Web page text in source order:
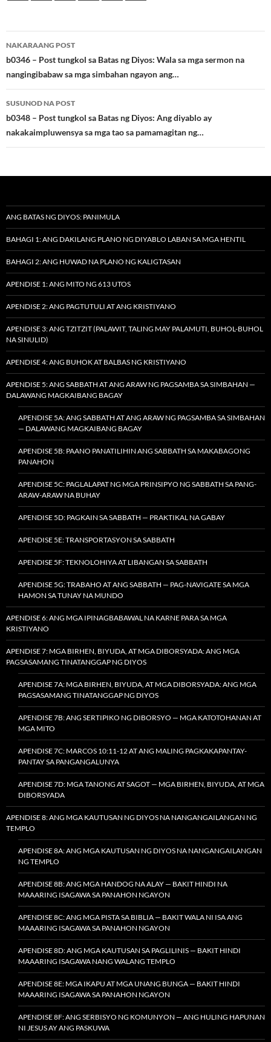
Post
navigation
NAKARAANG POST
b0346 – Post tungkol sa Batas ng Diyos: Wala sa mga sermon na
nangingibabaw sa mga simbahan ngayon ang…
SUSUNOD NA POST
b0348 – Post tungkol sa Batas ng Diyos: Ang diyablo ay
nakakaimpluwensya sa mga tao sa pamamagitan ng…
ANG BATAS NG DIYOS: PANIMULA
BAHAGI 1: ANG DAKILANG PLANO NG DIYABLO LABAN SA MGA HENTIL
BAHAGI 2: ANG HUWAD NA PLANO NG KALIGTASAN
APENDISE 1: ANG MITO NG 613 UTOS
APENDISE 2: ANG PAGTUTULI AT ANG KRISTIYANO
APENDISE 3: ANG TZITZIT (PALAWIT, TALING MAY PALAMUTI, BUHOL-BUHOL
NA SINULID)
APENDISE 4: ANG BUHOK AT BALBAS NG KRISTIYANO
APENDISE 5: ANG SABBATH AT ANG ARAW NG PAGSAMBA SA SIMBAHAN —
DALAWANG MAGKAIBANG BAGAY
APENDISE 5A: ANG SABBATH AT ANG ARAW NG PAGSAMBA SA SIMBAHAN
— DALAWANG MAGKAIBANG BAGAY
APENDISE 5B: PAANO PANATILIHIN ANG SABBATH SA MAKABAGONG
PANAHON
APENDISE 5C: PAGLALAPAT NG MGA PRINSIPYO NG SABBATH SA PANG-
ARAW-ARAW NA BUHAY
APENDISE 5D: PAGKAIN SA SABBATH — PRAKTIKAL NA GABAY
APENDISE 5E: TRANSPORTASYON SA SABBATH
APENDISE 5F: TEKNOLOHIYA AT LIBANGAN SA SABBATH
APENDISE 5G: TRABAHO AT ANG SABBATH — PAG-NAVIGATE SA MGA
HAMON SA TUNAY NA MUNDO
APENDISE 6: ANG MGA IPINAGBABAWAL NA KARNE PARA SA MGA
KRISTIYANO
APENDISE 7: MGA BIRHEN, BIYUDA, AT MGA DIBORSYADA: ANG MGA
PAGSASAMANG TINATANGGAP NG DIYOS
APENDISE 7A: MGA BIRHEN, BIYUDA, AT MGA DIBORSYADA: ANG MGA
PAGSASAMANG TINATANGGAP NG DIYOS
APENDISE 7B: ANG SERTIPIKO NG DIBORSYO — MGA KATOTOHANAN AT
MGA MITO
APENDISE 7C: MARCOS 10:11-12 AT ANG MALING PAGKAKAPANTAY-
PANTAY SA PANGANGALUNYA
APENDISE 7D: MGA TANONG AT SAGOT — MGA BIRHEN, BIYUDA, AT MGA
DIBORSYADA
APENDISE 8: ANG MGA KAUTUSAN NG DIYOS NA NANGANGAILANGAN NG
TEMPLO
APENDISE 8A: ANG MGA KAUTUSAN NG DIYOS NA NANGANGAILANGAN
NG TEMPLO
APENDISE 8B: ANG MGA HANDOG NA ALAY — BAKIT HINDI NA
MAAARING ISAGAWA SA PANAHON NGAYON
APENDISE 8C: ANG MGA PISTA SA BIBLIA — BAKIT WALA NI ISA ANG
MAAARING ISAGAWA SA PANAHON NGAYON
APENDISE 8D: ANG MGA KAUTUSAN SA PAGLILINIS — BAKIT HINDI
MAAARING ISAGAWA NANG WALANG TEMPLO
APENDISE 8E: MGA IKAPU AT MGA UNANG BUNGA — BAKIT HINDI
MAAARING ISAGAWA SA PANAHON NGAYON
APENDISE 8F: ANG SERBISYO NG KOMUNYON — ANG HULING HAPUNAN
NI JESUS AY ANG PASKUWA